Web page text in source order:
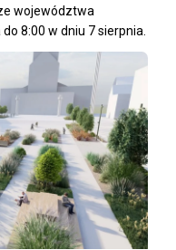
województwa
8:00 w dniu 7 sierpnia.